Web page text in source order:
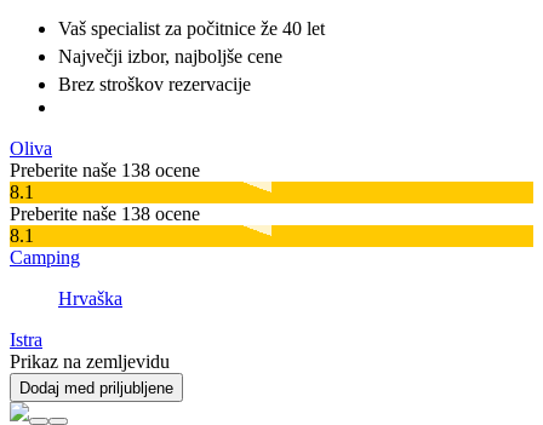
Vaš specialist za počitnice že 40 let
Največji izbor, najboljše cene
Brez stroškov rezervacije
Oliva
Preberite naše 138 ocene
8.1
Preberite naše 138 ocene
8.1
Camping
Hrvaška
Istra
Prikaz na zemljevidu
Dodaj med priljubljene